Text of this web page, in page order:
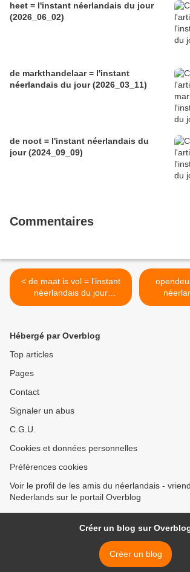
heet = l'instant néerlandais du jour
(2026_06_02)
de markthandelaar = l'instant
néerlandais du jour (2026_03_11)
de noot = l'instant néerlandais du
jour (2024_09_09)
Commentaires
< de maat is vol = l'instant
néerlandais du jour
(2024_02_01)
Hébergé par Overblog
Top articles
Pages
Contact
Signaler un abus
C.G.U.
Cookies et données personnelles
Préférences cookies
Voir le profil de les amis du néerlandais -
Nederlands sur le portail Overblog
Créer un blog sur
Créer un blog